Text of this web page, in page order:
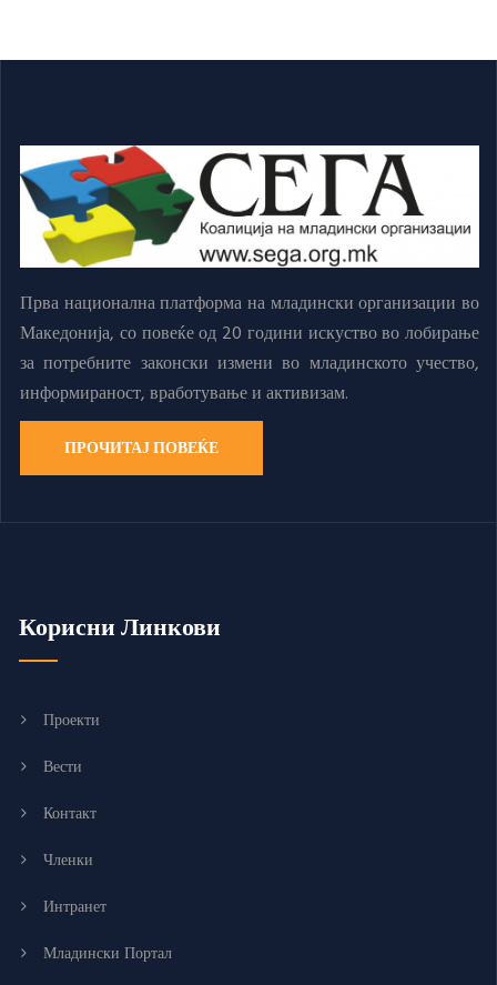
Прва национална платформа на младински организации во
Македонија, со повеќе од 20 години искуство во лобирање
за потребните законски измени во младинското учество,
информираност, вработување и активизам.
ПРОЧИТАЈ ПОВЕЌЕ
Корисни Линкови
Проекти
Вести
Контакт
Членки
Интранет
Младински Портал